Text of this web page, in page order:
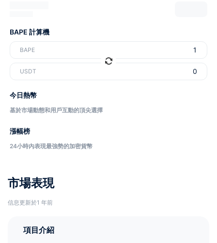
市場表現
信息更新於1 年前
項目介紹
BAPE 計算機
BAPE
USDT
今日熱幣
基於市場動態和用戶互動的頂尖選擇
漲幅榜
24小時內表現最強勢的加密貨幣